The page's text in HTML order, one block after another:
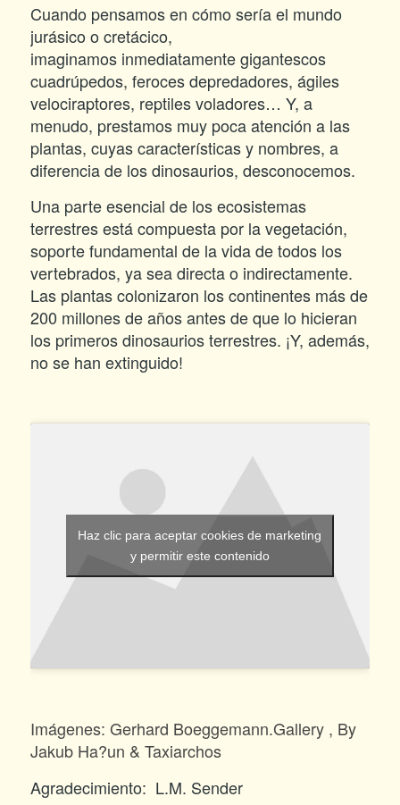
Cuando pensamos en cómo sería el mundo
jurásico o cretácico,
imaginamos inmediatamente gigantescos
cuadrúpedos, feroces depredadores, ágiles
velociraptores, reptiles voladores… Y, a
menudo, prestamos muy poca atención a las
plantas, cuyas características y nombres, a
diferencia de los dinosaurios, desconocemos.
Una parte esencial de los ecosistemas
terrestres está compuesta por la vegetación,
soporte fundamental de la vida de todos los
vertebrados, ya sea directa o indirectamente.
Las plantas colonizaron los continentes más de
200 millones de años antes de que lo hicieran
los primeros dinosaurios terrestres. ¡Y, además,
no se han extinguido!
Haz clic para aceptar cookies de marketing
y permitir este contenido
Imágenes: Gerhard Boeggemann.Gallery , By
Jakub Ha?un & Taxiarchos
Agradecimiento: L.M. Sender